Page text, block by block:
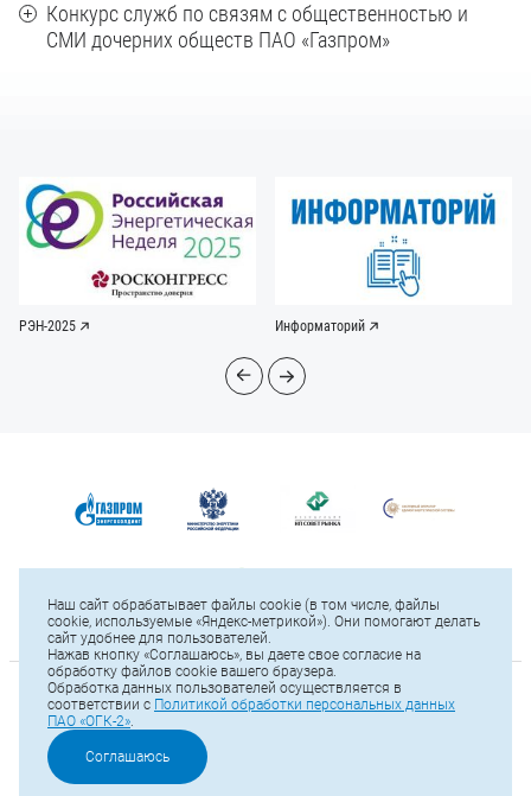
Конкурс служб по связям с общественностью и
СМИ дочерних обществ ПАО «Газпром»
РЭН-2025 Информаторий
© 2025 ПАО «ОГК-2»
Тел.: +7 (812) 646-13-64
Е-mail:office@ogk2.ru
Наш сайт обрабатывает файлы cookie (в том числе, файлы
cookie, используемые «Яндекс-метрикой»). Они помогают делать
сайт удобнее для пользователей.
Нажав кнопку «Соглашаюсь», вы даете свое согласие на
обработку файлов cookie вашего браузера.
Обработка данных пользователей осуществляется в
соответствии с Политикой обработки персональных данных
ПАО «ОГК-2».
Соглашаюсь